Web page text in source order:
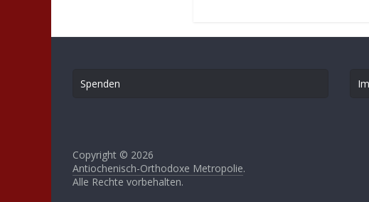
Spenden
Copyright © 2026
Antiochenisch-Orthodoxe Metropolie.
Alle Rechte vorbehalten.